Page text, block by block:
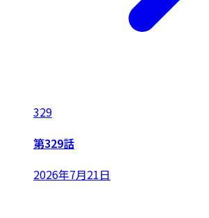
329
第329話
2026年7月21日